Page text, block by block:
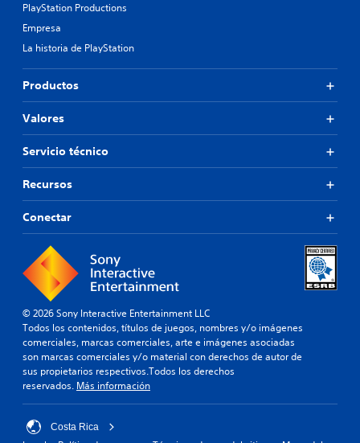
PlayStation Productions
Empresa
La historia de PlayStation
Productos
Valores
Servicio técnico
Recursos
Conectar
© 2026 Sony Interactive Entertainment LLC
Todos los contenidos, títulos de juegos, nombres y/o imágenes
comerciales, marcas comerciales, arte e imágenes asociadas
son marcas comerciales y/o material con derechos de autor de
sus propietarios respectivos.Todos los derechos
reservados. Más información
Costa Rica